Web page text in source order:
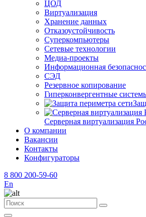
ЦОД
Виртуализация
Хранение данных
Отказоустойчивость
Суперкомпьютеры
Сетевые технологии
Медиа-проекты
Информационная
СЭД
Резервное копирование
Гиперконвергентные
Серверная виртуализация
О компании
Вакансии
Контакты
Конфигураторы
8 800 200-59-60
En